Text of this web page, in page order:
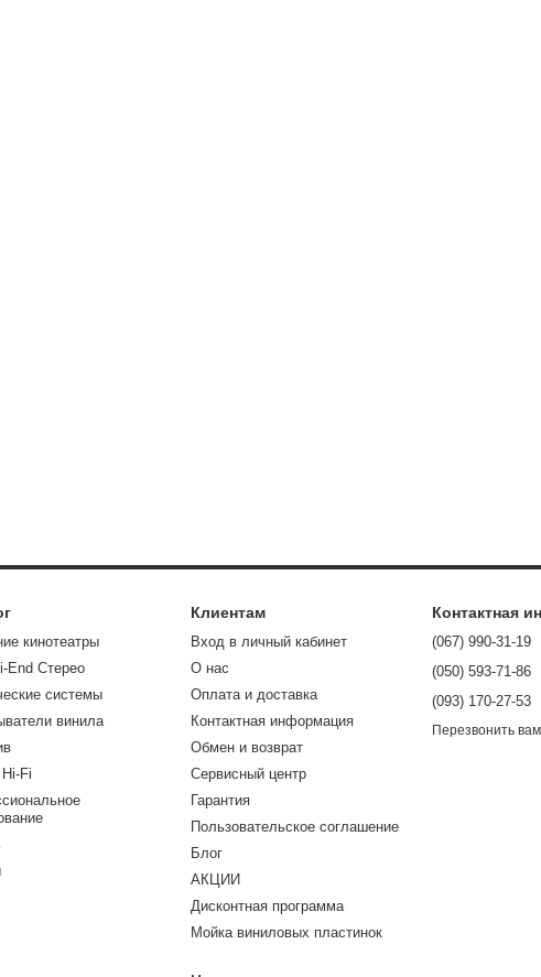
кинотеатры
End Стерео
системы
винила
Fi
Клиентам
Вход в личный кабинет
О нас
Оплата и доставка
Контактная информация
Обмен и возврат
Сервисный центр
Гарантия
Пользовательское соглашение
Блог
АКЦИИ
Дисконтная программа
Мойка виниловых пластинок
Контактная
(067) 990-31-19
(050) 593-71-86
(093) 170-27-53
Перезвонить